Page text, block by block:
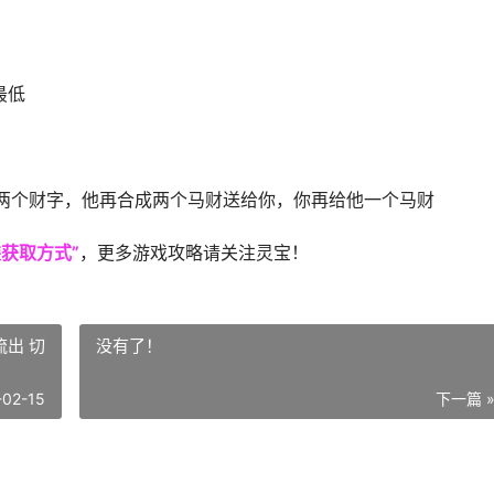
低
财字，他再合成两个马财送给你，你再给他一个马财
取方式”，更多游戏攻略请关注灵宝！
出 切
15
没有了！
下一篇 »